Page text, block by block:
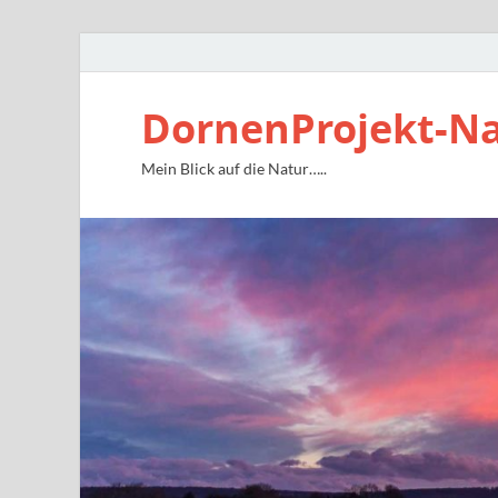
DornenProjekt-
Mein Blick auf die Natur…..